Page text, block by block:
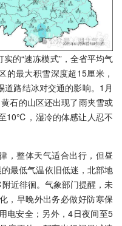
的“速冻模式”，全省平均气
最大积雪深度超15厘米，
道路结冰对交通的影响。1月
石的山区还出现了雨夹雪或
10℃，湿冷的体感让人忍不
，整体天气适合出行，但昼
最低气温依旧低迷，北部地
近徘徊。气象部门提醒，未
，早晚外出务必做好防寒保
电安全；另外，4日夜间至5